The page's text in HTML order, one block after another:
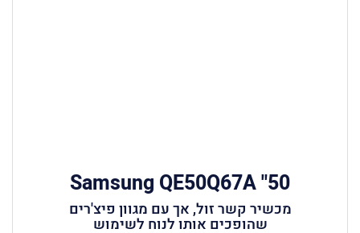
50" Samsung QE50Q67A
מכשיר קשר זול, אך עם מגוון פיצ'רים
שהופכים אותו לנוח לשימוש